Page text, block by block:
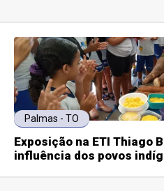
Palmas - TO
Exposição na ETI Thiago
influência dos povos